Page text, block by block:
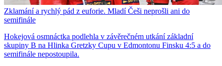
Zklamání a rychlý pád z euforie. Mladí Češi neprošli ani do
semifinále
Hokejová osmnáctka podlehla v závěrečném utkání základní
skupiny B na Hlinka Gretzky Cupu v Edmontonu Finsku 4:5 a do
semifinále nepostoupila.